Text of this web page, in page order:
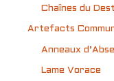
Chaînes du
Artefacts
Anneaux
Lame Vorace